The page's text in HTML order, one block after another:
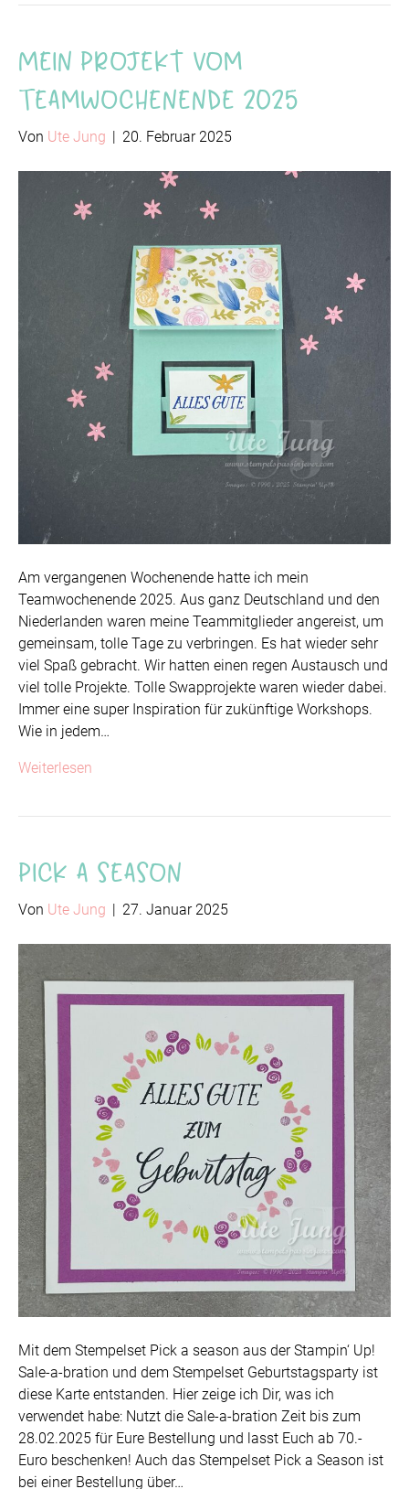
Mein Projekt vom
Teamwochenende 2025
Von Ute Jung | 20. Februar 2025
Am vergangenen Wochenende hatte ich mein
Teamwochenende 2025. Aus ganz Deutschland und den
Niederlanden waren meine Teammitglieder angereist, um
gemeinsam, tolle Tage zu verbringen. Es hat wieder sehr
viel Spaß gebracht. Wir hatten einen regen Austausch und
viel tolle Projekte. Tolle Swapprojekte waren wieder dabei.
Immer eine super Inspiration für zukünftige Workshops.
Wie in jedem…
Weiterlesen
Pick a season
Von Ute Jung | 27. Januar 2025
Mit dem Stempelset Pick a season aus der Stampin‘ Up!
Sale-a-bration und dem Stempelset Geburtstagsparty ist
diese Karte entstanden. Hier zeige ich Dir, was ich
verwendet habe: Nutzt die Sale-a-bration Zeit bis zum
28.02.2025 für Eure Bestellung und lasst Euch ab 70.-
Euro beschenken! Auch das Stempelset Pick a Season ist
bei einer Bestellung über…